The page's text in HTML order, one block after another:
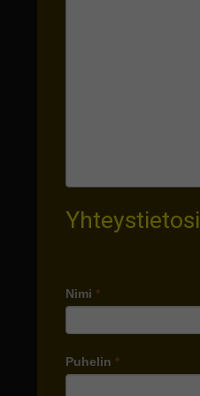
Yhteystietosi
Nimi *
Puhelin *